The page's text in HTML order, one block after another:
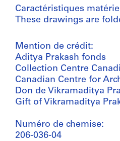
Caractéristiques
These drawings are
Mention de crédit:
Aditya Prakash fonds
Collection Centre
Canadian Centre for
Don de Vikramaditya
Gift of Vikramaditya
Numéro de chemise:
206-036-04